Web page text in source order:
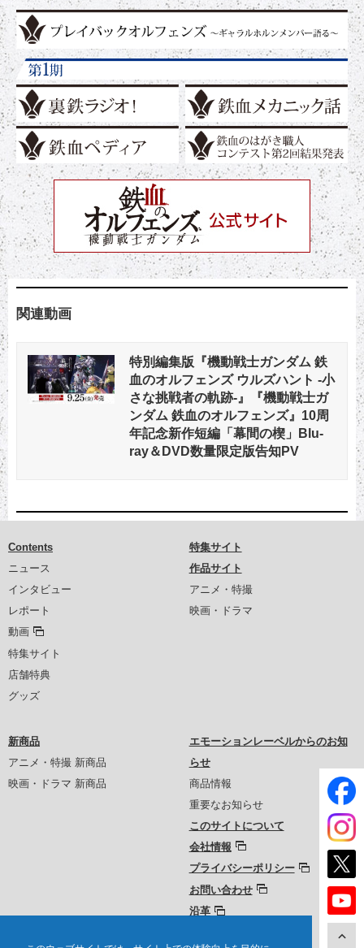
関連動画
特別編集版『機動戦士ガンダム 鉄
血のオルフェンズ ウルズハント -小
さな挑戦者の軌跡-』『機動戦士ガ
ンダム 鉄血のオルフェンズ』10周
年記念新作短編「幕間の楔」Blu-
ray＆DVD数量限定版告知PV
Contents
ニュース
インタビュー
レポート
動画
特集サイト
店舗特典
グッズ
特集サイト
作品サイト
アニメ・特撮
映画・ドラマ
新商品
アニメ・特撮 新商品
映画・ドラマ 新商品
エモーションレーベルからのお知
らせ
商品情報
重要なお知らせ
このサイトについて
会社情報
プライバシーポリシー
お問い合わせ
沿革